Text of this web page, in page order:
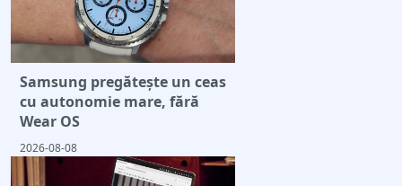
Samsung pregătește un ceas
cu autonomie mare, fără
Wear OS
2026-08-08